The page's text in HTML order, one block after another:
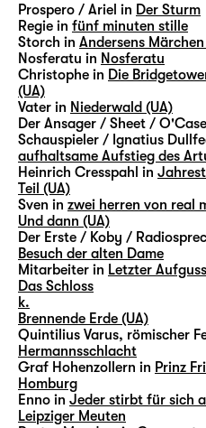
Prospero / Ariel in Der Sturm
Regie in fünf minuten stille
Storch in Andersens Märchen
Nosferatu in Nosferatu
Christophe in Die
(UA)
Vater in Niederwald (UA)
Der Ansager / Sheet /
Schauspieler / Ignatius
aufhaltsame Aufstieg des
Heinrich Cresspahl in
Teil (UA)
Sven in zwei herren von real
Und dann (UA)
Der Erste / Koby /
Besuch der alten Dame
Mitarbeiter in Letzter Aufguss
Das Schloss
k.
Brennende Erde (UA)
Quintilius Varus, römischer
Hermannsschlacht
Graf Hohenzollern in Prinz
Homburg
Enno in Jeder stirbt für sich
Leipziger Meuten